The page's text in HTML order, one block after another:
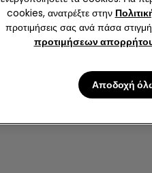
cookies, ανατρέξτε στην
προτιμήσεις σας ανά πάσα
προτιμήσεων
Αποδοχή